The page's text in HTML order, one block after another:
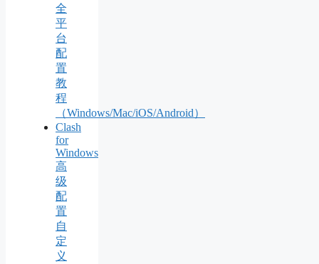
全
平
台
配
置
教
程
（Windows/Mac/iOS/Android）
Clash
for
Windows
高
级
配
置
自
定
义